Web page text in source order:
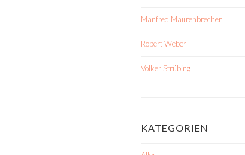
Manfred Maurenbrecher
Robert Weber
Volker Strübing
KATEGORIEN